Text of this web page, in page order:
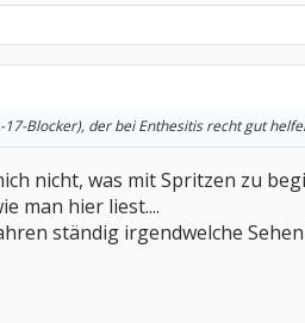
17-Blocker), der bei Enthesitis recht gut
nicht, was mit Spritzen zu
man hier liest....
ständig irgendwelche